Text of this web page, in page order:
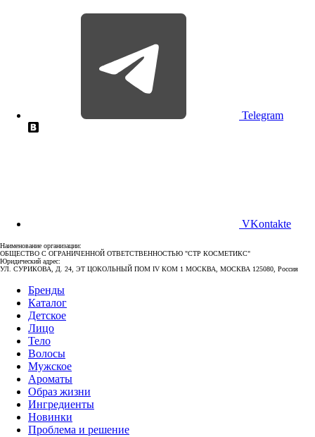
Telegram
VKontakte
Наименование организации:
ОБЩЕСТВО С ОГРАНИЧЕННОЙ ОТВЕТСТВЕННОСТЬЮ "СТР КОСМЕТИКС"
Юридический адрес:
УЛ. СУРИКОВА, Д. 24, ЭТ ЦОКОЛЬНЫЙ ПОМ IV КОМ 1 МОСКВА, МОСКВА 125080, Россия
Бренды
Каталог
Детское
Лицо
Тело
Волосы
Мужское
Ароматы
Образ жизни
Ингредиенты
Новинки
Проблема и решение